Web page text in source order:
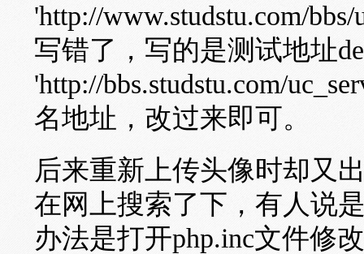
'http://www.studstu.com/
写错了，写的是测试地址
'http://bbs.studstu.com/
名地址，改过来即可。
后来重新上传头像时却又
在网上搜索了下，有人说
办法是打开php.inc文件修